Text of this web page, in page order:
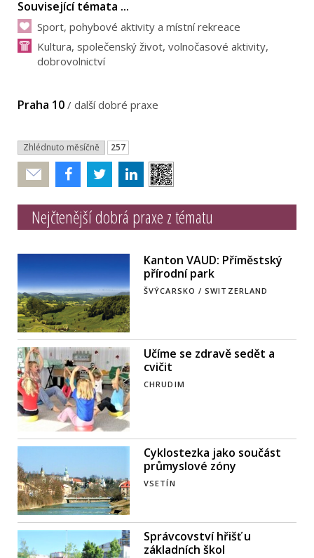
Související témata ...
Sport, pohybové aktivity a místní rekreace
Kultura, společenský život, volnočasové aktivity,
dobrovolnictví
Praha 10 / další dobré praxe
Zhlédnuto měsíčně 257
Poslat
Nejčtenější dobrá praxe z tématu
Kanton VAUD: Příměstský
přírodní park
ŠVÝCARSKO / SWITZERLAND
Učíme se zdravě sedět a
cvičit
CHRUDIM
Cyklostezka jako součást
průmyslové zóny
VSETÍN
Správcovství hřišť u
základních škol